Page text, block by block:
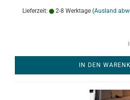
Lieferzeit: 2-8 Werktage (Ausland
IN DEN